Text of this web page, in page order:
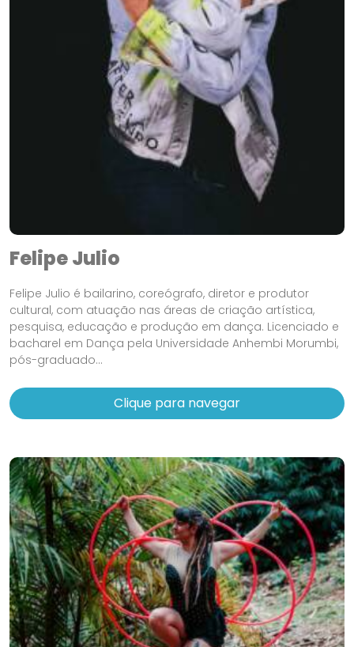
Felipe Julio
Felipe Julio é bailarino, coreógrafo, diretor e produtor
cultural, com atuação nas áreas de criação artística,
pesquisa, educação e produção em dança. Licenciado e
bacharel em Dança pela Universidade Anhembi Morumbi,
pós-graduado...
Clique para navegar